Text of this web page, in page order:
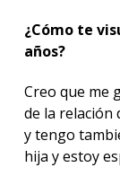
¿Cómo te
años?
Creo que me
de la relación
y tengo
hija y estoy